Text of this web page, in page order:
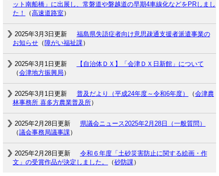
ット南船橋」に出展し、常磐道や磐越道の早期4車線化などをPRしまし
た！
（高速道路室 ）
2025年3月3日更新
福島県失語症者向け意思疎通支援者派遣事業の
お知らせ （ 障がい福祉課）
2025年3月1日更新
【自治体ＤＸ】「会津ＤＸ日新館」について
（会津地方振興局 ）
2025年3月1日更新 普及だより（平成24年度～令和6年度） （会津農
林事務所 喜多方農業普及所）
2025年2月28日更新
県議会ニュース2025年2月28日（一般質問）
（議会事務局議事課）
2025年2月28日更新
令和６年度「土砂災害防止に関する絵画・作
文」の受賞作品が決定しました。
（砂防課）